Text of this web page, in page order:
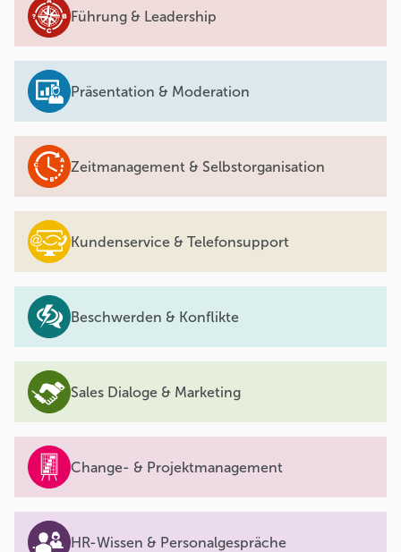
Führung & Leadership
Präsentation & Moderation
Zeitmanagement & Selbstorganisation
Kundenservice & Telefonsupport
Beschwerden & Konflikte
Sales Dialoge & Marketing
Change- & Projektmanagement
HR-Wissen & Personalgespräche